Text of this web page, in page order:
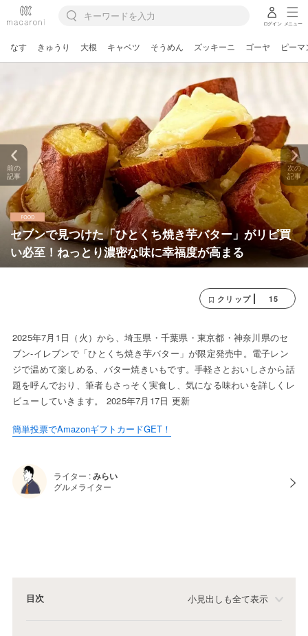
ログイン メニュー
なす きゅうり 大根 キャベツ そうめん ズッキーニ ゴーヤ ピーマ
セブンで見つけた「ひとくち焼き芋バター」がリピ買
い必至！ねっとり濃密な味に幸福度が高まる
前の
記事
次の
記事
クリップ 15
2025年7月1日（火）から、埼玉県・千葉県・東京都・神奈川県のセ
ブン-イレブンで「ひとくち焼き芋バター」が限定発売中。電子レン
ジで温めて楽しめる、バター焼きいもです。手軽さとおいしさから話
題を呼んでおり、筆者もさっそく実食し、気になる味わいを詳しくレ
ビューしていきます。 2025年7月17日 更新
簡単投票でAmazonギフトカードGET！
ライター :みらい
グルメライター
目次 小見出しも全て表示